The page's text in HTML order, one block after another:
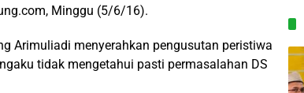
Minggu (5/6/16).
Arimuliadi menyerahkan pengusutan peristiwa
tidak mengetahui pasti permasalahan DS